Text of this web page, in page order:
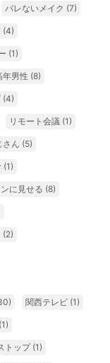
バレないメイク (7)
(4)
(1)
年男性 (8)
(4)
リモート会議 (1)
さん (5)
(1)
に見せる (8)
(2)
関西テレビ (1)
(1)
トップ (1)